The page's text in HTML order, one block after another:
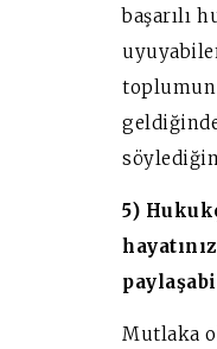
başarılı
toplumun
5)
Mutlaka